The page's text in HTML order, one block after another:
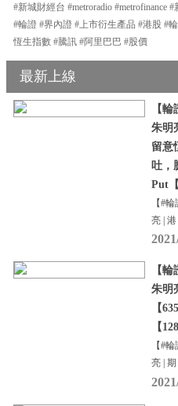
#新城財經台 #metroradio #metrofinance
#輪證 #界內證 #上市衍生產品 #港股 #
恆生指數 #騰訊 #阿里巴巴 #股價
最新上線
【
朱明
留意
吐，
Put【
【#
亮 | 港
【
朱明
【
【
【#
亮 | 期